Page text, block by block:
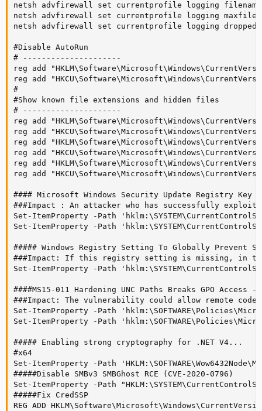
netsh advfirewall set currentprofile logging filename
netsh advfirewall set currentprofile logging
netsh advfirewall set currentprofile logging
#Disable AutoRun
# ---------------------
reg add
reg add
#
#Show known file extensions and hidden files
# ---------------------
reg add
reg add
reg add
reg add
reg add
reg add
#### Microsoft Windows Security Update Registry Key
###Impact : An attacker who has successfully
Set-ItemProperty -Path
Set-ItemProperty -Path
##### Windows Registry Setting To Globally Prevent
###Impact: If this registry setting is missing, in the
Set-ItemProperty -Path
####MS15-011 Hardening UNC Paths Breaks GPO
###Impact: The vulnerability could allow remote
Set-ItemProperty -Path
Set-ItemProperty -Path
##### Enabling strong cryptography for .NET V4...
#x64
Set-ItemProperty -Path
#####Disable SMBv3 SMBGhost RCE (CVE-2020-0796)
Set-ItemProperty -Path
#####Fix CredSSP
REG ADD